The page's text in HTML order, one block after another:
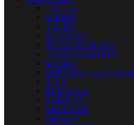
TRIČKÁ
MIKINY
TIELKA
ŠILTOVKY
ŠATKY NA HLAVU
TAŠKY A BATOHY
MASKY
DOČASNÉ TETOVANIE
ŠÁLY
RUKAVICE
HODINKY
OKULIARE
OPASKY